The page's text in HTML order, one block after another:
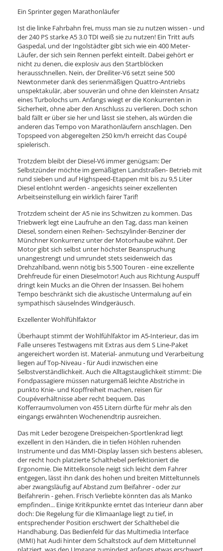
Ein Sprinter gegen Marathonläufer
Ist die linke Fahrbahn frei, muss man sie zu nutzen wissen - und
der 240 PS starke A5 3.0 TDI weiß sie zu nutzen! Ein Tritt aufs
Gaspedal, und der Ingolstädter gibt sich wie ein 400 Meter-
Läufer, der sich sein Rennen perfekt einteilt. Dabei gehört er
nicht zu denen, die explosiv aus den Startblöcken
herausschnellen. Nein, der Dreiliter-V6 setzt seine 500
Newtonmeter dank des serienmäßigen Quattro-Antriebs
unspektakulär, aber souverän und ohne den kleinsten Ansatz
eines Turbolochs um. Anfangs wiegt er die Konkurrenten in
Sicherheit, ohne aber den Anschluss zu verlieren. Doch schon
bald fällt er über sie her und lässt sie stehen, als würden die
anderen das Tempo von Marathonläufern anschlagen. Den
Topspeed von abgeregelten 250 km/h erreicht das Coupé
spielerisch.
Trotzdem bleibt der Diesel-V6 immer genügsam: Der
Selbstzünder möchte im gemäßigten Landstraßen- Betrieb mit
rund sieben und auf Highspeed-Etappen mit bis zu 9,5 Liter
Diesel entlohnt werden - angesichts seiner exzellenten
Arbeitseinstellung ein wirklich fairer Tarif!
Trotzdem scheint der A5 nie ins Schwitzen zu kommen. Das
Triebwerk legt eine Laufruhe an den Tag, dass man keinen
Diesel, sondern einen Reihen- Sechszylinder-Benziner der
Münchner Konkurrenz unter der Motorhaube wähnt. Der
Motor gibt sich selbst unter höchster Beanspruchung
unangestrengt und umrundet stets seidenweich das
Drehzahlband, wenn nötig bis 5.500 Touren - eine exzellente
Drehfreude für einen Dieselmotor! Auch aus Richtung Auspuff
dringt kein Mucks an die Ohren der Insassen. Bei hohem
Tempo beschränkt sich die akustische Untermalung auf ein
sympathisch säuselndes Windgeräusch.
Exzellenter Wohlfühlfaktor
Überhaupt stimmt der Wohlfühlfaktor im A5-Interieur, das im
Falle unseres Testwagens mit Extras aus dem S Line-Paket
angereichert worden ist. Material- anmutung und Verarbeitung
liegen auf Top-Niveau - für Audi inzwischen eine
Selbstverständlichkeit. Auch die Alltagstauglichkeit stimmt: Die
Fondpassagiere müssen naturgemäß leichte Abstriche in
punkto Knie- und Kopffreiheit machen, reisen für
Coupéverhältnisse aber recht bequem. Das
Kofferraumvolumen von 455 Litern dürfte für mehr als den
eingangs erwähnten Wochenendtrip ausreichen.
Das mit Leder bezogene Dreispeichen-Sportlenkrad liegt
exzellent in den Händen, die in tiefen Höhlen ruhenden
Instrumente und das MMI-Display lassen sich bestens ablesen,
der recht hoch platzierte Schalthebel perfektioniert die
Ergonomie. Die Mittelkonsole neigt sich leicht dem Fahrer
entgegen, lässt ihn dank des hohen und breiten Mitteltunnels
aber zwangsläufig auf Abstand zum Beifahrer - oder zur
Beifahrerin - gehen. Frisch Verliebte könnten das als Manko
empfinden... Einige Kritikpunkte erntet das Interieur dann aber
doch: Die Regelung für die Klimaanlage liegt zu tief, in
entsprechender Position erschwert der Schalthebel die
Handhabung. Das Bedienfeld für das Multimedia Interface
(MMI) hat Audi hinter dem Schaltstock auf dem Mitteltunnel